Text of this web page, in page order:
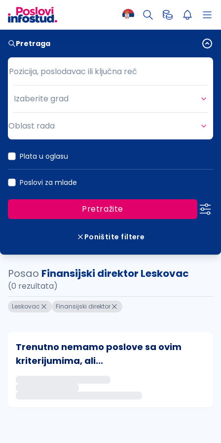
Pretraga
Pozicija, poslodavac ili ključna reč
Pozicija, poslodavac ili ključna reč
Grad
Izaberite grad
Oblast rada
Plata u oglasu
Poslovi za mlade
Pretražite
Poništite filtere
Posao Finansijski direktor Leskovac
(0 rezultata)
Leskovac Finansijski direktor
Trenutno nemamo poslove sa ovim
kriterijumima, ali...